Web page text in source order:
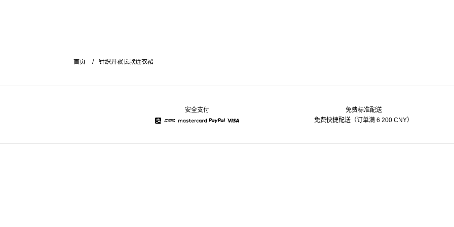
首页 针织开衩长款连衣裙
安全支付 免费标准配送
免费快捷配送（订单满 6 200 CNY）